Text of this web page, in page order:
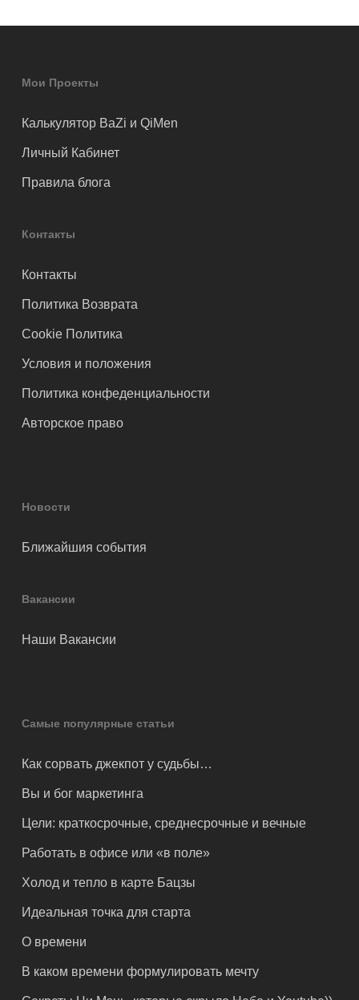
Мои Проекты
Калькулятор BaZi и QiMen
Личный Кабинет
Правила блога
Контакты
Контакты
Политика Возврата
Cookie Политика
Условия и положения
Политика конфеденциальности
Авторское право
Новости
Ближайшия события
Вакансии
Наши Вакансии
Самые популярные статьи
Как сорвать джекпот у судьбы…
Вы и бог маркетинга
Цели: краткосрочные, среднесрочные и вечные
Работать в офисе или «в поле»
Холод и тепло в карте Бацзы
Идеальная точка для старта
О времени
В каком времени формулировать мечту